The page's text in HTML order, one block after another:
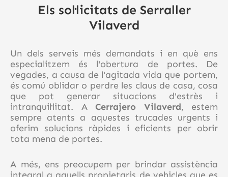
Els sol·licitats de Serraller
Vilaverd
Un dels serveis més demandats i en què ens
especialitzem és l'obertura de portes. De
vegades, a causa de l'agitada vida que portem,
és comú oblidar o perdre les claus de casa, cosa
que pot generar situacions d'estrès i
intranquil·litat. A Cerrajero Vilaverd, estem
sempre atents a aquestes trucades urgents i
oferim solucions ràpides i eficients per obrir
tota mena de portes.
A més, ens preocupem per brindar assistència